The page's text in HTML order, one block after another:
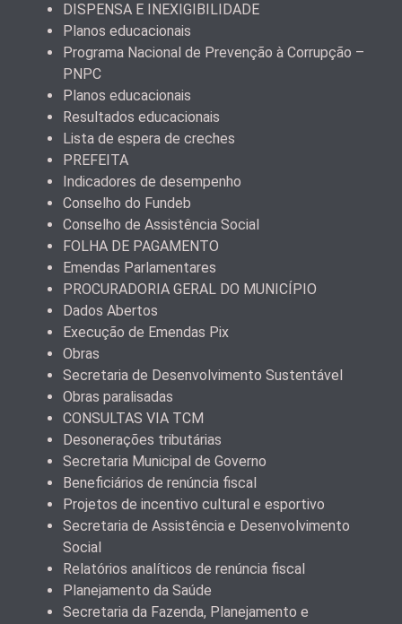
DISPENSA E INEXIGIBILIDADE
Planos educacionais
Programa Nacional de Prevenção à Corrupção –
PNPC
Planos educacionais
Resultados educacionais
Lista de espera de creches
PREFEITA
Indicadores de desempenho
Conselho do Fundeb
Conselho de Assistência Social
FOLHA DE PAGAMENTO
Emendas Parlamentares
PROCURADORIA GERAL DO MUNICÍPIO
Dados Abertos
Execução de Emendas Pix
Obras
Secretaria de Desenvolvimento Sustentável
Obras paralisadas
CONSULTAS VIA TCM
Desonerações tributárias
Secretaria Municipal de Governo
Beneficiários de renúncia fiscal
Projetos de incentivo cultural e esportivo
Secretaria de Assistência e Desenvolvimento
Social
Relatórios analíticos de renúncia fiscal
Planejamento da Saúde
Secretaria da Fazenda, Planejamento e